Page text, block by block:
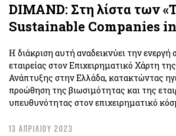
DIMAND: Στη λίστα των
Sustainable Companies in
Η διάκριση αυτή αναδεικνύει την
εταιρείας στον Επιχειρηματικό Χάρτη
Ανάπτυξης στην Ελλάδα, κατακτώντας
προώθηση της βιωσιμότητας και της
υπευθυνότητας στον επιχειρηματικό
13 ΑΠΡΙΛΙΟΥ 2023